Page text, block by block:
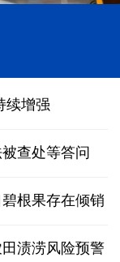
续增强
查处等答问
根果存在倾销
渍涝风险预警